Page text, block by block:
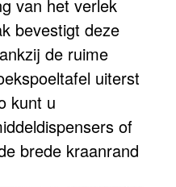
van het verlek
bevestigt deze
de ruime
uiterst
kunt u
of
brede kraanrand